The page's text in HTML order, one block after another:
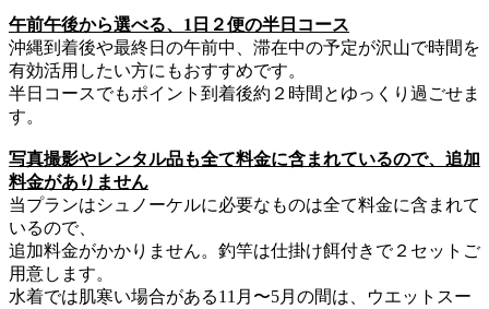
午前午後から選べる、1日２便の半日コース
沖縄到着後や最終日の午前中、滞在中の予定が沢山で時間を
有効活用したい方にもおすすめです。
半日コースでもポイント到着後約２時間とゆっくり過ごせま
す。
写真撮影やレンタル品も全て料金に含まれているので、追加
料金がありません
当プランはシュノーケルに必要なものは全て料金に含まれて
いるので、
追加料金がかかりません。釣竿は仕掛け餌付きで２セットご
用意します。
水着では肌寒い場合がある11月〜5月の間は、ウエットスー